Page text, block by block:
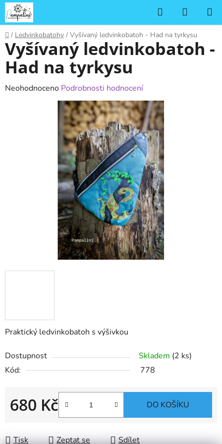
Přejít
na
obsah
Hledat
KOŠÍK
Domů
/ Ledvinkobatohy / Vyšívaný ledvinkobatoh - Had na tyrkysu
Praktický ledvinkobatoh s výšivkou
Dostupnost Skladem (2 ks)
Kód:
778
680 Kč DO KOŠÍKU
Tisk Zeptat se Sdílet
Vyšívaný ledvinkobatoh -
Had na tyrkysu
Průměrné
Neohodnoceno Podrobnosti hodnocení